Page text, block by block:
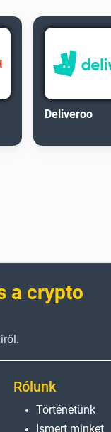
Deliveroo
a crypto
Rólunk
Történetünk
Ismert minket